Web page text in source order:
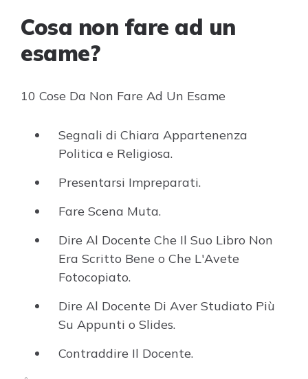
Cosa non fare ad un
esame?
10 Cose Da Non Fare Ad Un Esame
Segnali di Chiara Appartenenza
Politica e Religiosa.
Presentarsi Impreparati.
Fare Scena Muta.
Dire Al Docente Che Il Suo Libro Non
Era Scritto Bene o Che L'Avete
Fotocopiato.
Dire Al Docente Di Aver Studiato Più
Su Appunti o Slides.
Contraddire Il Docente.